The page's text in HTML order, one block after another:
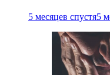
5 месяцев спустя5